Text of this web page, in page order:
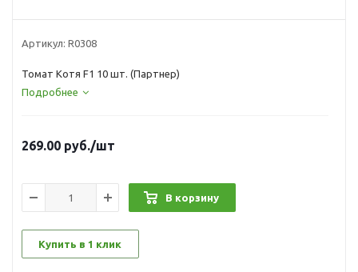
Артикул: R0308
Томат Котя F1 10 шт. (Партнер)
Подробнее
269.00 руб./шт
В корзину
Купить в 1 клик